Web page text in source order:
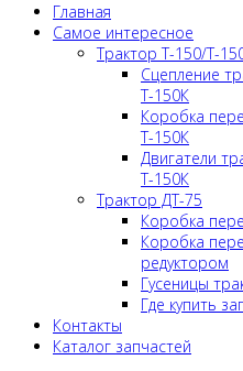
Главная
Самое интересное
Трактор Т-150/Т-
Сцепление
Т-150К
Коробка
Т-150К
Двигатели
Т-150К
Трактор ДТ-75
Коробка
Коробка
редуктором
Гусеницы
Где купить
Контакты
Каталог запчастей